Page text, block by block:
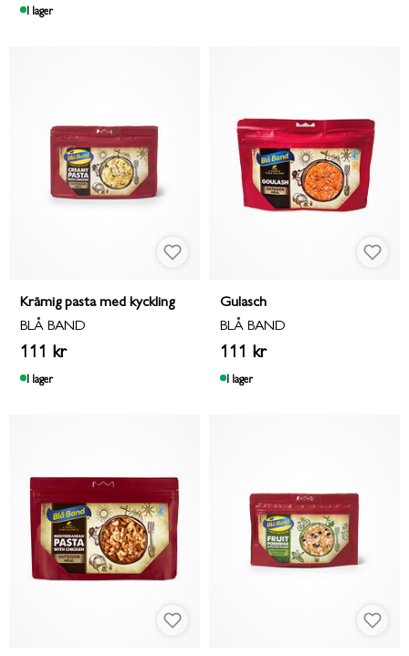
I lager
Krämig pasta med kyckling
BLÅ BAND
111 kr
I lager
Gulasch
BLÅ BAND
111 kr
I lager